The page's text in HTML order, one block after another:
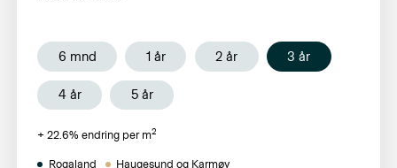
6 mnd 1 år 2 år 3 år
4 år 5 år
+22.6% endring per m2
Rogaland Haugesund og Karmøy